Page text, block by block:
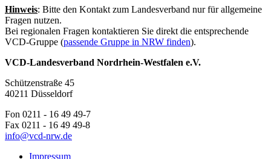
Hinweis: Bitte den Kontakt zum Landesverband nur für allgemeine
Fragen nutzen.
Bei regionalen Fragen kontaktieren Sie direkt die entsprechende
VCD-Gruppe (passende Gruppe in NRW finden).
VCD-Landesverband Nordrhein-Westfalen e.V.
Schützenstraße 45
40211 Düsseldorf
Fon 0211 - 16 49 49-7
Fax 0211 - 16 49 49-8
info@vcd-nrw.de
Impressum